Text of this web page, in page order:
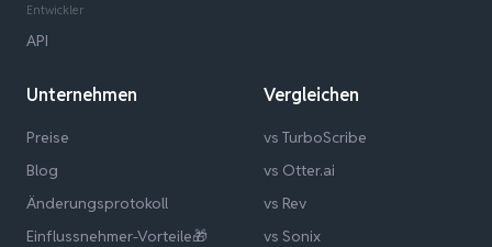
Entwickler
API
Unternehmen
Preise
Blog
Änderungsprotokoll
Einflussnehmer-Vorteile🎁
Vergleichen
vs TurboScribe
vs Otter.ai
vs Rev
vs Sonix